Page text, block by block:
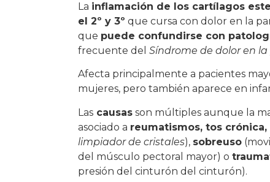
La inflamación de los cartílagos
el 2º y 3º que cursa con dolor en la
que puede confundirse con
frecuente del Síndrome de dolor en
Afecta principalmente a pacientes
mujeres, pero también aparece en
Las causas son múltiples aunque la
asociado a reumatismos, tos
limpiador de cristales), sobreuso
del músculo pectoral mayor) o
presión del cinturón del cinturón).